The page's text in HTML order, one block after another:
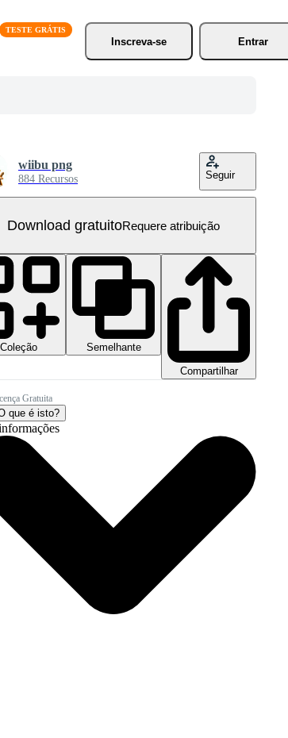
Inscreva-se
Entrar
wiibu png
884 Recursos Seguir
Download gratuitoRequere atribuição
Coleção
Semelhante
Compartilhar
Gratuita
que é isto?